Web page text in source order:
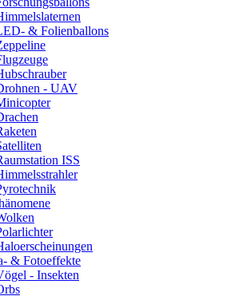
& Folienballons
- UAV
ISS
& Fotoeffekte
- Insekten